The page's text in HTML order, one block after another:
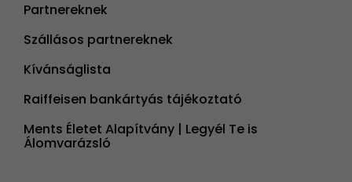
Partnereknek
Szállásos partnereknek
Kívánságlista
Raiffeisen bankártyás tájékoztató
Ments Életet Alapítvány | Legyél Te is
Álomvarázsló